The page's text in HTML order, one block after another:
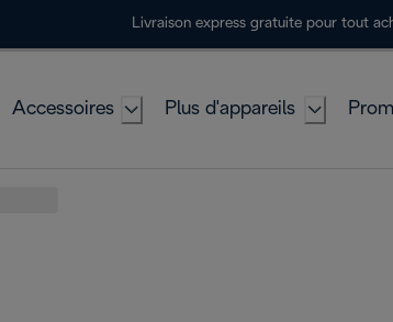
Livraison express gratuite pour tout
Accessoires Plus d'appareils